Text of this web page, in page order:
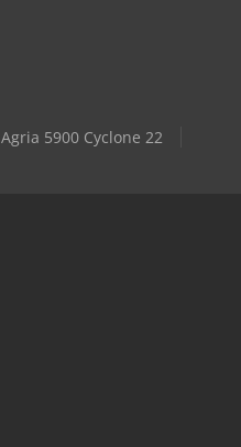
Agria 5900 Cyclone 22